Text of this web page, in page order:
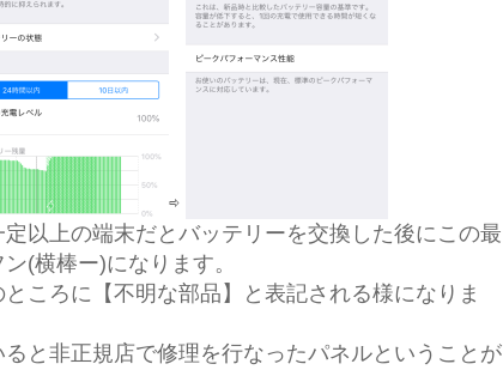
⇨
以上の端末だとバッテリーを交換した後にこの最
(横棒ー)になります。
ころに【不明な部品】と表記される様になりま
と非正規店で修理を行なったパネルということが